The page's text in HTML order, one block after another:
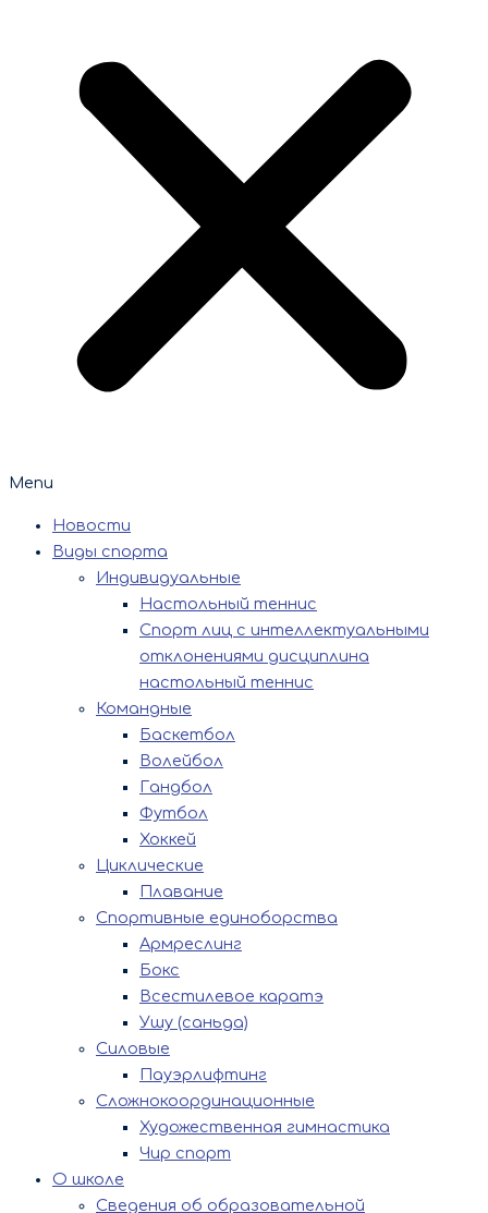
Menu
Новости
Виды спорта
Индивидуальные
Настольный теннис
Спорт лиц с интеллектуальными
отклонениями дисциплина
настольный теннис
Командные
Баскетбол
Волейбол
Гандбол
Футбол
Хоккей
Циклические
Плавание
Спортивные единоборства
Армреслинг
Бокс
Всестилевое каратэ
Ушу (саньда)
Силовые
Пауэрлифтинг
Сложнокоординационные
Художественная гимнастика
Чир спорт
О школе
Сведения об образовательной